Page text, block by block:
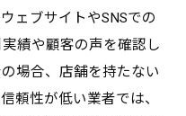
ェブサイトやSNSでの
績や顧客の声を確認し
場合、店舗を持たない
頼性が低い業者では、